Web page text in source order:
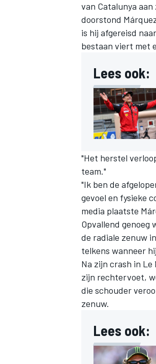
van Catalunya
doorstond
is hij afgereisd
bestaan viert met
Lees ook:
"Het herstel
team."
"Ik ben de
gevoel en fysieke
media plaatste
Opvallend genoeg
de radiale zenuw
telkens wanneer
Na zijn crash in
zijn rechtervoet,
die schouder
zenuw.
Lees ook: